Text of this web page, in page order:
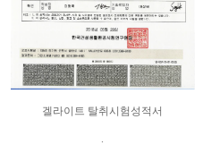
겔라이트 탈취시험성적서
.